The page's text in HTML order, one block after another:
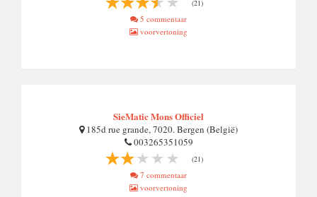
(21)
5 commentaar
voorvertoning
SieMatic Mons Officiel
185d rue grande, 7020. Bergen (België)
003265351059
(21)
7 commentaar
voorvertoning